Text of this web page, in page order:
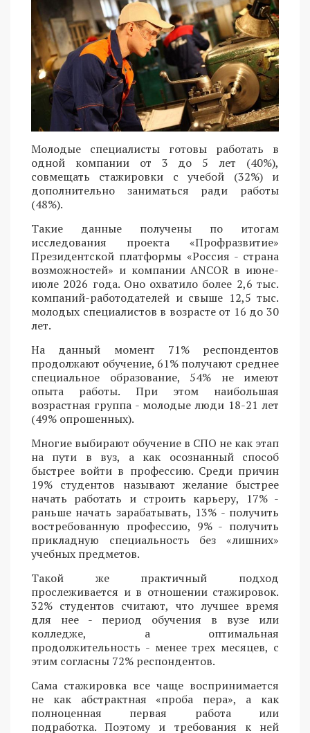
Молодые специалисты готовы работать в
одной компании от 3 до 5 лет (40%),
совмещать стажировки с учебой (32%) и
дополнительно заниматься ради работы
(48%).
Такие данные получены по итогам
исследования проекта «Профразвитие»
Президентской платформы «Россия - страна
возможностей» и компании ANCOR в июне-
июле 2026 года. Оно охватило более 2,6 тыс.
компаний-работодателей и свыше 12,5 тыс.
молодых специалистов в возрасте от 16 до 30
лет.
На данный момент 71% респондентов
продолжают обучение, 61% получают среднее
специальное образование, 54% не имеют
опыта работы. При этом наибольшая
возрастная группа - молодые люди 18-21 лет
(49% опрошенных).
Многие выбирают обучение в СПО не как этап
на пути в вуз, а как осознанный способ
быстрее войти в профессию. Среди причин
19% студентов называют желание быстрее
начать работать и строить карьеру, 17% -
раньше начать зарабатывать, 13% - получить
востребованную профессию, 9% - получить
прикладную специальность без «лишних»
учебных предметов.
Такой же практичный подход
прослеживается и в отношении стажировок.
32% студентов считают, что лучшее время
для нее - период обучения в вузе или
колледже, а оптимальная
продолжительность - менее трех месяцев, с
этим согласны 72% респондентов.
Сама стажировка все чаще воспринимается
не как абстрактная «проба пера», а как
полноценная первая работа или
подработка. Поэтому и требования к ней